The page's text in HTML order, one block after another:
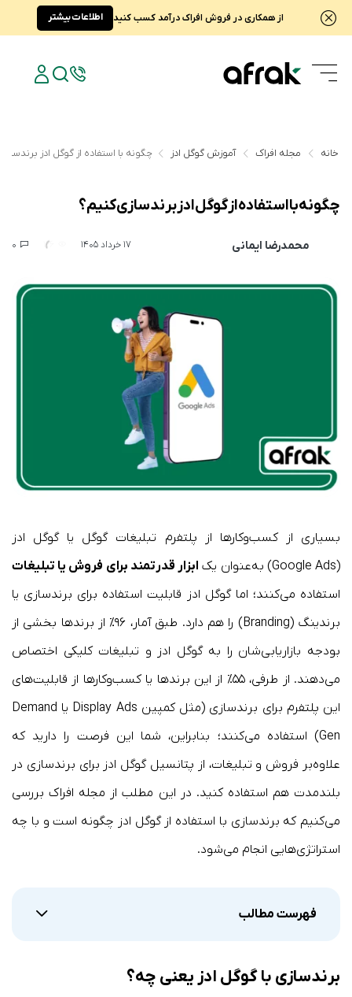
از همکاری در فروش افراک درآمد کسب کنید اطلاعات بیشتر
خانه مجله افراک آموزش گوگل ادز چگونه با استفاده از گوگل ادز
چگونه با استفاده از گوگل ادز برندسازی کنیم؟
محمدرضا ایمانی 17 خرداد 1405
بسیاری از کسب‌وکارها از پلتفرم تبلیغات گوگل یا گوگل ادز
(Google Ads) به‌عنوان یک
ابزار قدرتمند برای فروش یا تبلیغات
استفاده می‌کنند؛ اما گوگل ادز قابلیت استفاده برای برندسازی یا
برندینگ (Branding) را هم دارد. طبق آمار، ۹۶٪ از برندها بخشی از
بودجه بازاریابی‌شان را به گوگل ادز و تبلیغات کلیکی اختصاص
می‌دهند. از طرفی، ۵۵٪ از این برندها یا کسب‌وکارها از قابلیت‌های
این پلتفرم برای برندسازی (مثل کمپین Display Ads یا Demand
Gen) استفاده می‌کنند؛ بنابراین، شما این فرصت را دارید که
علاوه‌بر فروش و تبلیغات، از پتانسیل گوگل ادز برای برندسازی در
بلندمدت هم استفاده کنید. در این مطلب از مجله افراک بررسی
می‌کنیم که برندسازی با استفاده از گوگل ادز چگونه است و با چه
استراتژی‌هایی انجام می‌شود.
فهرست مطالب
برندسازی با گوگل ادز یعنی چه؟